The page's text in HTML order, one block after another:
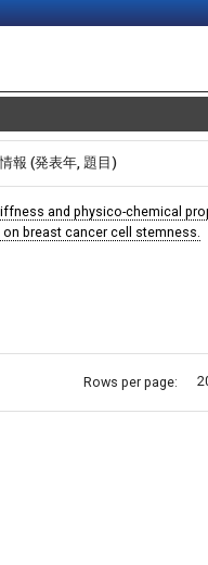
報 (発表年, 題目)
and physico-chemical
breast cancer cell stemness.
Rows per page: